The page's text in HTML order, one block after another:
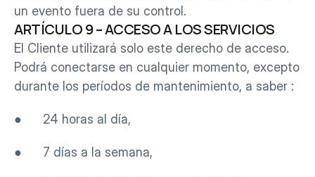
un evento fuera de su control.
ARTÍCULO 9 – ACCESO A LOS SERVICIOS
El Cliente utilizará solo este derecho de acceso.
Podrá conectarse en cualquier momento, excepto
durante los períodos de mantenimiento, a saber :
●      24 horas al día,
●      7 días a la semana,